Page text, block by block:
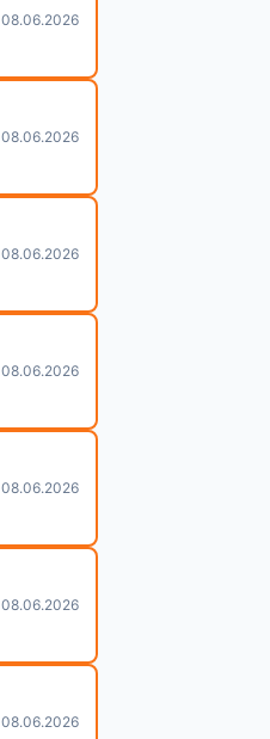
08.06.2026
08.06.2026
08.06.2026
08.06.2026
08.06.2026
08.06.2026
08.06.2026